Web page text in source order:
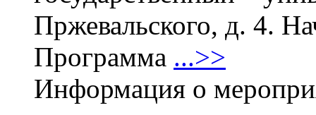
Пржевальского, д. 4.
Программа ...>>
Информация о